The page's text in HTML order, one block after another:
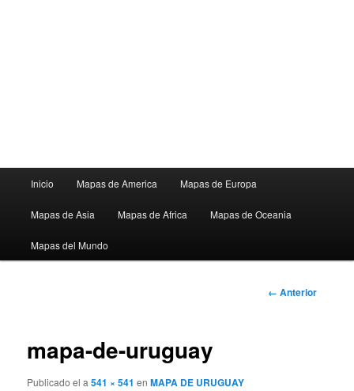
principal
Inicio Mapas de America Mapas de Europa
Mapas de Asia Mapas de Africa Mapas de Oceania
Mapas del Mundo
Navegador
← Anterior
mapa-de-uruguay
Publicado el a541 × 541 enMAPA DE URUGUAY